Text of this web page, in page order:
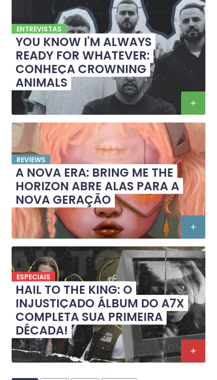
ENTREVISTAS
YOU KNOW I'M ALWAYS
READY FOR WHATEVER:
CONHEÇA CROWNING
ANIMALS
REVIEWS
A NOVA ERA: BRING ME THE
HORIZON ABRE ALAS PARA A
NOVA GERAÇÃO
ESPECIAIS
HAIL TO THE KING: O
INJUSTIÇADO ÁLBUM DO A7X
COMPLETA SUA PRIMEIRA
DÉCADA!